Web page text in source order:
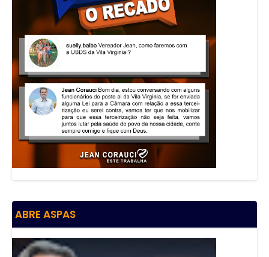
ABRE ASPAS